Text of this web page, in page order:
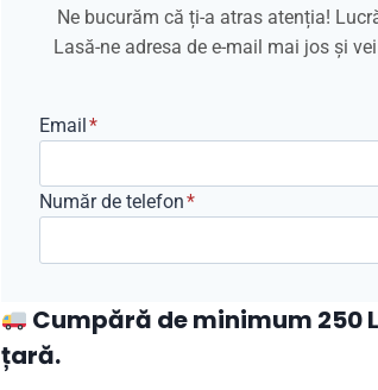
Ne bucurăm că ți-a atras atenția!
Lasă-ne adresa de e-mail mai jos și
Email*
Număr de telefon*
Cumpără de minimum 250
țară.